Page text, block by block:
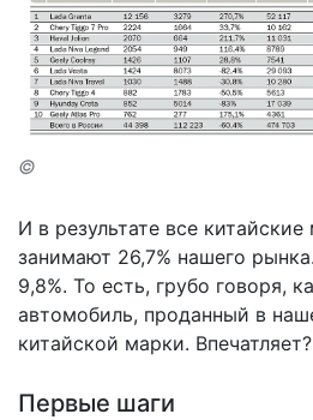
©
И в результате все
занимают 26,7% нашего
9,8%. То есть, грубо говоря,
автомобиль, проданный в
китайской марки. Впечатляет?
Первые шаги